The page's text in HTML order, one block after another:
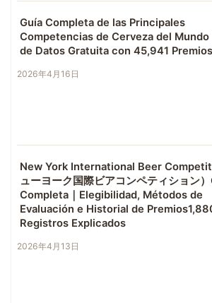
Guía Completa de las Principales
Competencias de Cerveza del Mundo
de Datos Gratuita con 45,941 Premios
2026年4月16日
New York International Beer
ューヨーク国際ビアコンペティション
Completa｜Elegibilidad, Métodos de
Evaluación e Historial de
Registros Explicados
2026年4月13日